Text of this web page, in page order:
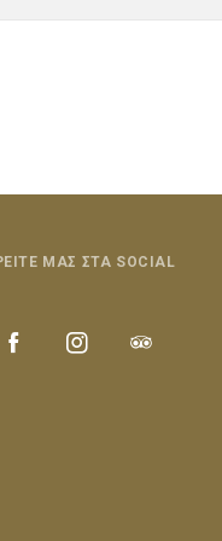
ΜΑΣ ΣΤΑ SOCIAL